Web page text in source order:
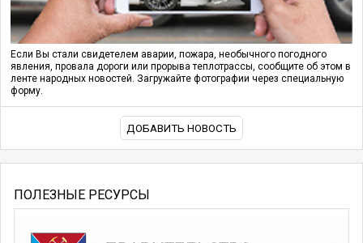
Если Вы стали свидетелем аварии, пожара, необычного погодного
явления, провала дороги или прорыва теплотрассы, сообщите об этом в
ленте народных новостей. Загружайте фотографии через специальную
форму.
ДОБАВИТЬ НОВОСТЬ
ПОЛЕЗНЫЕ РЕСУРСЫ